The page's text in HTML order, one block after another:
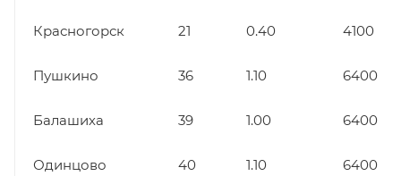
Красногорск 21 0.40 4100
Пушкино 36 1.10 6400
Балашиха 39 1.00 6400
Одинцово 40 1.10 6400